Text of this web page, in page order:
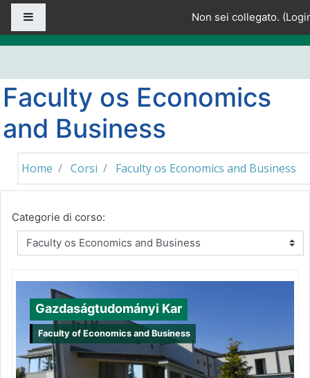
Vai al contenuto principale
Non sei collegato. (
Faculty os Economics
and Business
Home Corsi Faculty os Economics and Business
Categorie di corso:
Gazdaságtudományi Kar
Faculty of Economics and Business